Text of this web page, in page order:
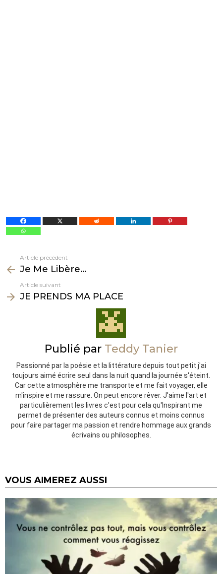
plus
Article précédent
Je Me Libère…
Article suivant
JE PRENDS MA PLACE
Publié par Teddy Tanier
Passionné par la poésie et la littérature depuis tout petit j'ai
toujours aimé écrire seul dans la nuit quand la journée s'éteint.
Car cette atmosphère me transporte et me fait voyager, elle
m'inspire et me rassure. On peut encore rêver. J'aime l'art et
particulièrement les livres c'est pour cela qu'Inspirant me
permet de présenter des auteurs connus et moins connus
pour faire partager ma passion et rendre hommage aux grands
écrivains ou philosophes.
VOUS AIMEREZ AUSSI